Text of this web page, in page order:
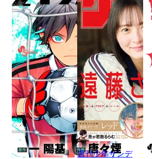
週刊少年サンデ